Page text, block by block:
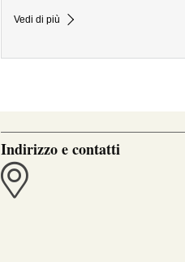
Vedi di più
Indirizzo e contatti